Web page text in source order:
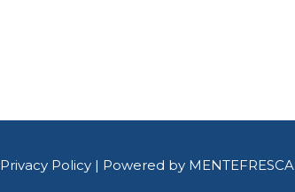
Privacy Policy| Powered by MENTEFRESCA